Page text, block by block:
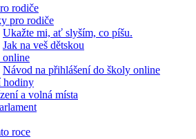
rodiče
pro rodiče
Ukažte mi, ať slyším, co píšu.
Jak na veš dětskou
online
Návod na přihlášení do školy online
hodiny
a volná místa
roce